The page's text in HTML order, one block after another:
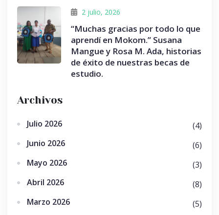
2 julio, 2026
“Muchas gracias por todo lo que
aprendí en Mokom.” Susana
Mangue y Rosa M. Ada, historias
de éxito de nuestras becas de
estudio.
Archivos
Julio 2026
(4)
Junio 2026
(6)
Mayo 2026
(3)
Abril 2026
(8)
Marzo 2026
(5)